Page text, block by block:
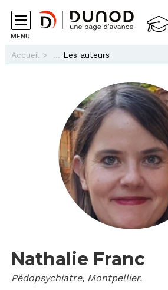
MENU
Vous êtes ici
Accueil > Les auteurs
Nathalie Franc
Pédopsychiatre, Montpellier.